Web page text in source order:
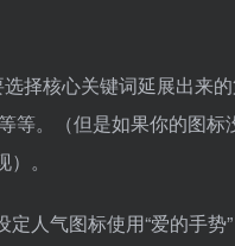
选择核心关键词延展出
等等。（但是如果你的图
。
人气图标使用“爱的手势”